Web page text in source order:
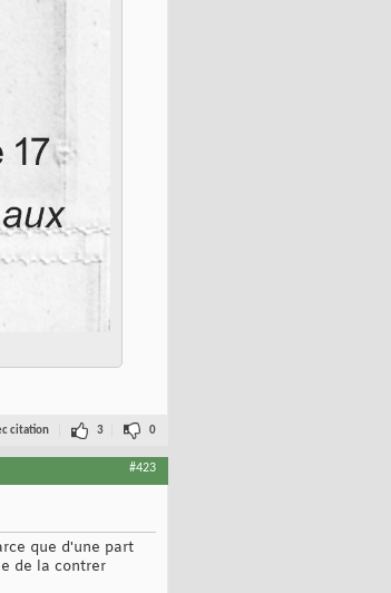
citation 3 0
#423
que d'une part
de la contrer